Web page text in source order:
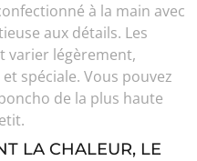
à la main avec
aux détails. Les
varier légèrement,
spéciale. Vous pouvez
de la plus haute
LA CHALEUR, LE